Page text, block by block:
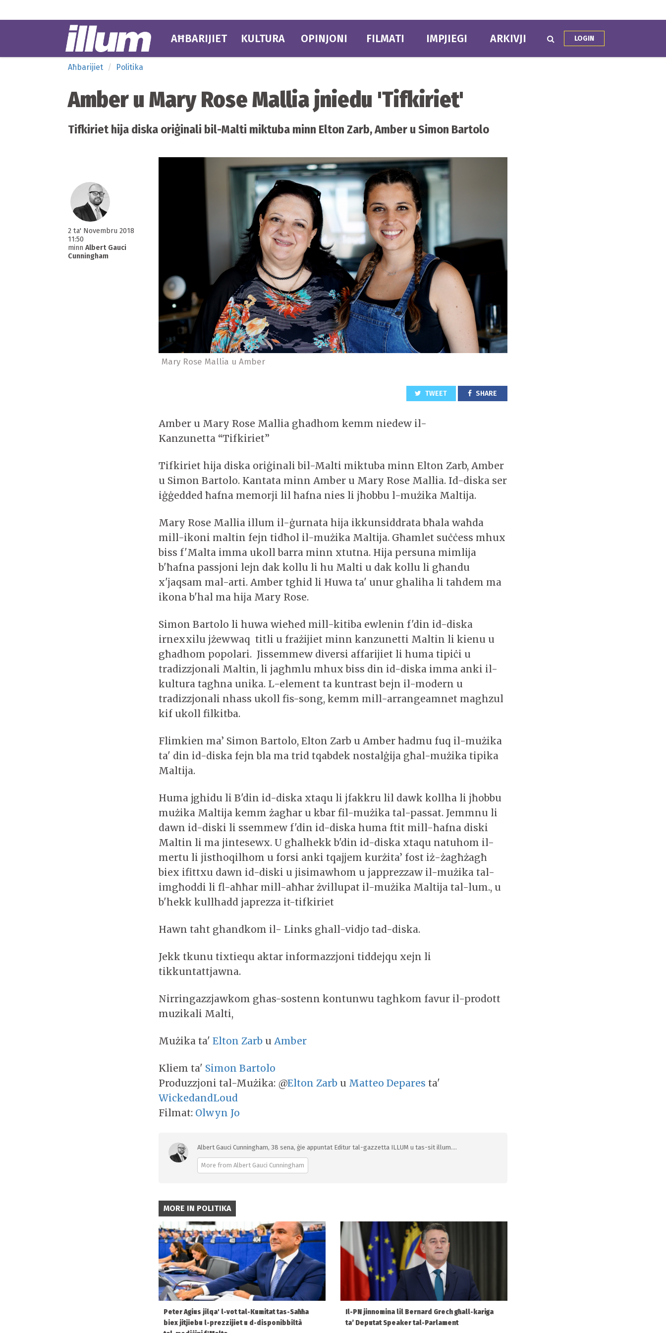
AĦBARIJIET KULTURA OPINJONI FILMATI IMPJIEGI ARKIVJI LOGIN
Aħbarijiet Politika
Amber u Mary Rose Mallia jniedu 'Tifkiriet'
Tifkiriet hija diska oriġinali bil-Malti miktuba minn Elton Zarb, Amber u Simon Bartolo
2 ta' Novembru 2018
11:50
minn Albert Gauci
Cunningham
Mary Rose Mallia u Amber
TWEET SHARE
Amber u Mary Rose Mallia ghadhom kemm niedew il-
Kanzunetta “Tifkiriet”
Tifkiriet hija diska oriġinali bil-Malti miktuba minn Elton Zarb, Amber
u Simon Bartolo. Kantata minn Amber u Mary Rose Mallia. Id-diska ser
iġġedded ħafna memorji lil ħafna nies li jħobbu l-mużika Maltija.
Mary Rose Mallia illum il-ġurnata hija ikkunsiddrata bħala waħda
mill-ikoni maltin fejn tidħol il-mużika Maltija. Għamlet suċċess mhux
biss f'Malta imma ukoll barra minn xtutna. Hija persuna mimlija
b'ħafna passjoni lejn dak kollu li hu Malti u dak kollu li għandu
x'jaqsam mal-arti. Amber tghid li Huwa ta' unur ghaliha li tahdem ma
ikona b'hal ma hija Mary Rose.
Simon Bartolo li huwa wieħed mill-kitiba ewlenin f'din id-diska
irnexxilu jżewwaq titli u frażijiet minn kanzunetti Maltin li kienu u
għadhom popolari. Jissemmew diversi affarijiet li huma tipiċi u
tradizzjonali Maltin, li jagħmlu mhux biss din id-diska imma anki il-
kultura tagħna unika. L-element ta kuntrast bejn il-modern u
tradizzjonali nhass ukoll fis-song, kemm mill-arrangeamnet maghzul
kif ukoll filkitba.
Flimkien ma’ Simon Bartolo, Elton Zarb u Amber ħadmu fuq il-mużika
ta' din id-diska fejn bla ma trid tqabdek nostalġija għal-mużika tipika
Maltija.
Huma jghidu li B'din id-diska xtaqu li jfakkru lil dawk kollha li jħobbu
mużika Maltija kemm żagħar u kbar fil-mużika tal-passat. Jemmnu li
dawn id-diski li ssemmew f'din id-diska huma ftit mill-ħafna diski
Maltin li ma jintesewx. U għalhekk b'din id-diska xtaqu natuhom il-
mertu li jisthoqilhom u forsi anki tqajjem kurżita’ fost iż-żagħżagħ
biex ifittxu dawn id-diski u jisimawhom u japprezzaw il-mużika tal-
imgħoddi li fl-aħħar mill-aħħar żvillupat il-mużika Maltija tal-lum., u
b'hekk kullhadd japrezza it-tifkiriet
Hawn taht ghandkom il- Links ghall-vidjo tad-diska.
Jekk tkunu tixtiequ aktar informazzjoni tiddejqu xejn li
tikkuntattjawna.
Nirringazzjawkom ghas-sostenn kontunwu taghkom favur il-prodott
muzikali Malti,
Mużika ta'Elton Zarb uAmber
Kliem ta' Simon Bartolo
Produzzjoni tal-Mużika: @Elton Zarb u Matteo Depares ta'
WickedandLoud
Filmat: Olwyn Jo
Albert Gauci Cunningham, 38 sena, ġie appuntat Editur tal-gazzetta ILLUM u tas-sit illum....
More from Albert Gauci Cunningham
MORE IN POLITIKA
Peter Agius jilqa' l-vot tal-Kumitat tas-Saħħa
biex jitjiebu l-prezzijiet u d-disponibbiltà
Il-PN jinnomina lil Bernard Grech għall-kariga
ta’ Deputat Speaker tal-Parlament